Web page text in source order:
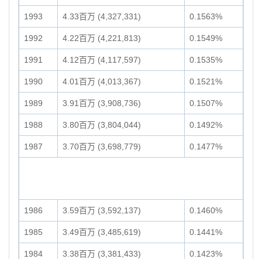
1993 4.33百万 (4,327,331) 0.1563%
1992 4.22百万 (4,221,813) 0.1549%
1991 4.12百万 (4,117,597) 0.1535%
1990 4.01百万 (4,013,367) 0.1521%
1989 3.91百万 (3,908,736) 0.1507%
1988 3.80百万 (3,804,044) 0.1492%
1987 3.70百万 (3,698,779) 0.1477%
1986 3.59百万 (3,592,137) 0.1460%
1985 3.49百万 (3,485,619) 0.1441%
1984 3.38百万 (3,381,433) 0.1423%